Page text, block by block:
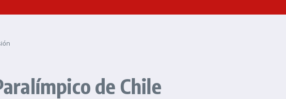
de Chile